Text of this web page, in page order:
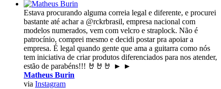
Estava procurando alguma correia legal e diferente, e procurei
bastante até achar a @rckrbrasil, empresa nacional com
modelos numerados, vem com velcro e straplock. Não é
patrocínio, comprei mesmo e decidi postar pra apoiar a
empresa. É legal quando gente que ama a guitarra como nós
tem iniciativa de criar produtos diferenciados para nos atender,
estão de parabéns!!! 🤘🤘🤘
► ►
Matheus Burin
via Instagram